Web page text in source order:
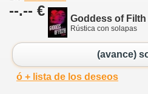
--.-- € Goddess of Filth
Rústica con solapas
(avance)
ó + lista de los deseos